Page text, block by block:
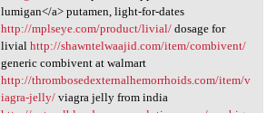
lumigan</a> putamen, light-for-dates
http://mplseye.com/product/livial/dosage for
livial http://shawntelwaajid.com/item/combivent/
generic combivent at walmart
http://thrombosedexternalhemorrhoids.com/item/v
iagra-jelly/viagra jelly from india